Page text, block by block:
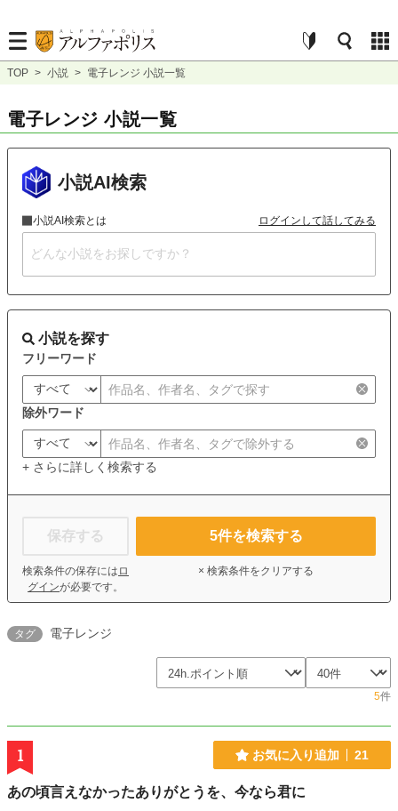
TOP > 小説 > 電子レンジ 小説一覧
電子レンジ 小説一覧
小説AI検索
小説AI検索とは ログインして話してみる
小説を探す
フリーワード
除外ワード
+ さらに詳しく検索する
保存する
検索条件の保存には ロ
グインが必要です。
5件を検索する
× 検索条件をクリアする
タグ 電子レンジ
5件
1 お気に入り追加 21
あの頃言えなかったありがとうを、今なら君に